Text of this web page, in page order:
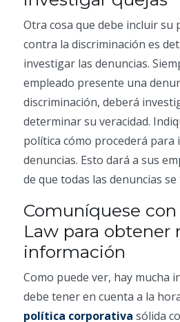
Otra cosa que debe incluir su
contra la discriminación es
investigar las denuncias.
empleado presente una
discriminación, deberá
determinar su veracidad.
política cómo procederá para
denuncias. Esto dará a sus
de que todas las denuncias
Comuníquese
Law para obtener
información
Como puede ver, hay mucha
debe tener en cuenta a la
política corporativa sólida